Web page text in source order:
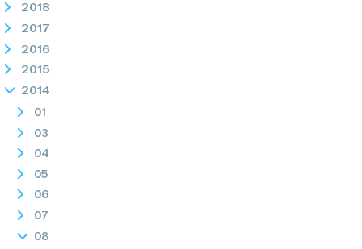
2018
2017
2016
2015
2014
01
03
04
05
06
07
08